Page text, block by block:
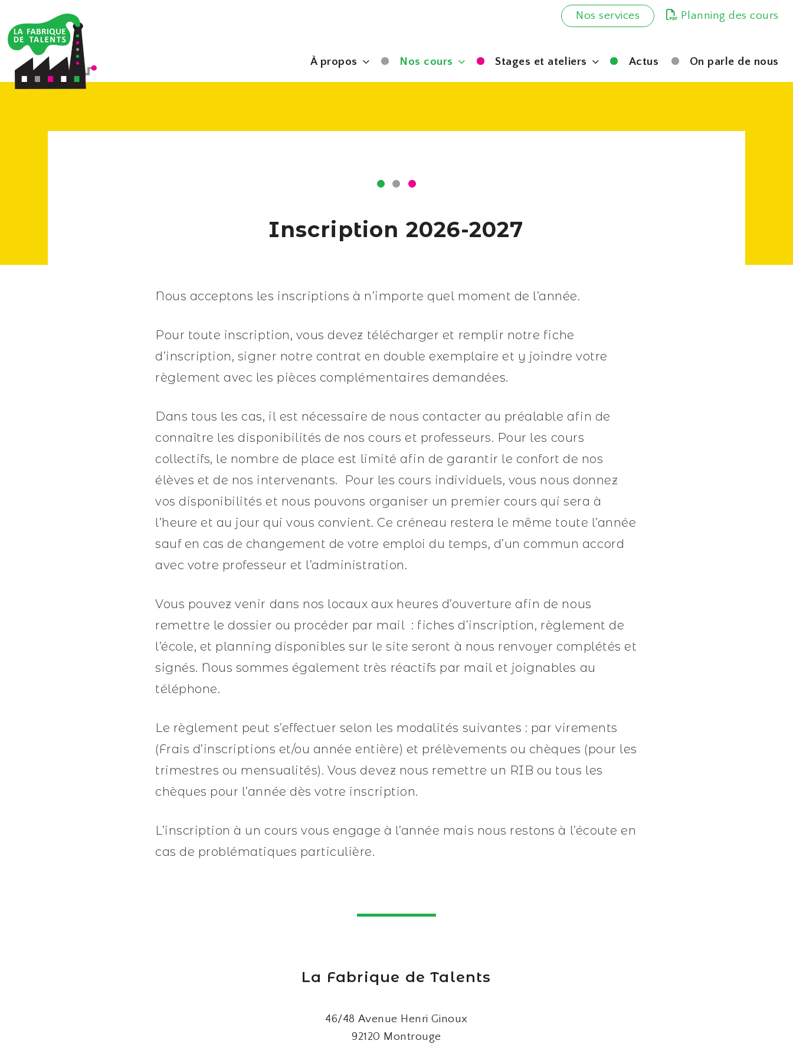
Nos services Planning des cours
À propos Nos cours Stages et ateliers Actus On parle de nous
Inscription 2026-2027
Nous acceptons les inscriptions à n’importe quel moment de l’année.
Pour toute inscription, vous devez télécharger et remplir notre fiche
d’inscription, signer notre contrat en double exemplaire et y joindre votre
règlement avec les pièces complémentaires demandées.
Dans tous les cas, il est nécessaire de nous contacter au préalable afin de
connaître les disponibilités de nos cours et professeurs. Pour les cours
collectifs, le nombre de place est limité afin de garantir le confort de nos
élèves et de nos intervenants. Pour les cours individuels, vous nous donnez
vos disponibilités et nous pouvons organiser un premier cours qui sera à
l’heure et au jour qui vous convient. Ce créneau restera le même toute l’année
sauf en cas de changement de votre emploi du temps, d’un commun accord
avec votre professeur et l’administration.
Vous pouvez venir dans nos locaux aux heures d’ouverture afin de nous
remettre le dossier ou procéder par mail : fiches d’inscription, règlement de
l’école, et planning disponibles sur le site seront à nous renvoyer complétés et
signés. Nous sommes également très réactifs par mail et joignables au
téléphone.
Le règlement peut s’effectuer selon les modalités suivantes : par virements
(Frais d’inscriptions et/ou année entière) et prélèvements ou chèques (pour les
trimestres ou mensualités). Vous devez nous remettre un RIB ou tous les
chèques pour l’année dès votre inscription.
L’inscription à un cours vous engage à l’année mais nous restons à l’écoute en
cas de problématiques particulière.
La Fabrique de Talents
46/48 Avenue Henri Ginoux
92120 Montrouge